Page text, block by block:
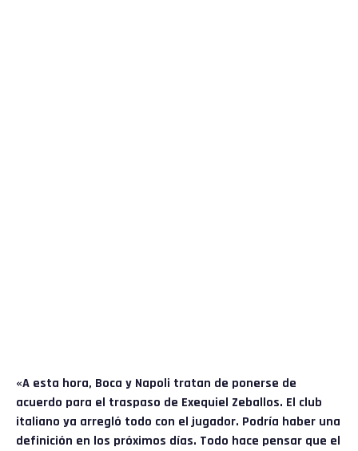
«A esta hora, Boca y Napoli tratan de ponerse de
acuerdo para el traspaso de Exequiel Zeballos. El club
italiano ya arregló todo con el jugador. Podría haber una
definición en los próximos días. Todo hace pensar que el